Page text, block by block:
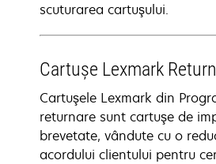
scuturarea cartuşului.
Cartuşe Lexmark
Cartuşele Lexmark din
returnare sunt cartuşe de
brevetate, vândute cu o
acordului clientului pentru